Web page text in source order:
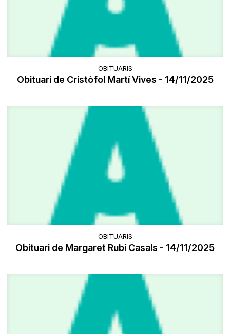
OBITUARIS
Obituari de Cristòfol Martí Vives - 14/11/2025
OBITUARIS
Obituari de Margaret Rubí Casals - 14/11/2025